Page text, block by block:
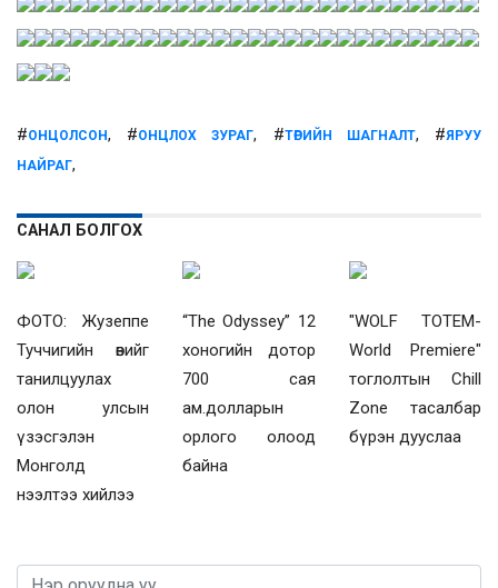
#ОНЦОЛСОН, #ОНЦЛОХ ЗУРАГ, #ТӨРИЙН ШАГНАЛТ, #ЯРУУ
НАЙРАГ,
САНАЛ БОЛГОХ
ФОТО: Жузеппе
Туччигийн өвийг
танилцуулах
олон улсын
үзэсгэлэн
Монголд
нээлтээ хийлээ
“The Odyssey” 12
хоногийн дотор
700 сая
ам.долларын
орлого олоод
байна
"WOLF TOTEM-
World Premiere"
тоглолтын Chill
Zone тасалбар
бүрэн дууслаа